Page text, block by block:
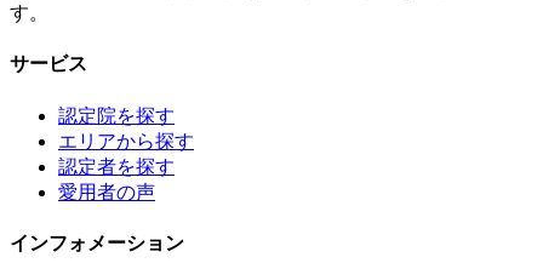
す。
サービス
認定院を探す
エリアから探す
認定者を探す
愛用者の声
インフォメーション